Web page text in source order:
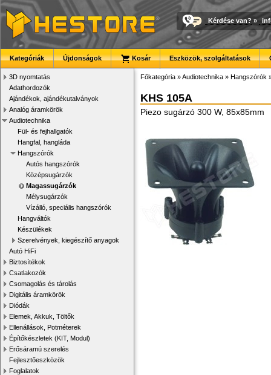
Kérdése van? »
Kategóriák Újdonságok Kosár Eszközök, szolgáltatások
3D nyomtatás
Adathordozók
Ajándékok, ajándékutalványok
Analóg áramkörök
Audiotechnika
Fül- és fejhallgatók
Hangfal, hangláda
Hangszórók
Autós hangszórók
Középsugárzók
Magassugárzók
Mélysugárzók
Vízálló, speciális hangszórók
Hangváltók
Készülékek
Szerelvények, kiegészítő anyagok
Autó HiFi
Biztosítékok
Csatlakozók
Csomagolás és tárolás
Digitális áramkörök
Diódák
Elemek, Akkuk, Töltők
Ellenállások, Potméterek
Építőkészletek (KIT, Modul)
Erősáramú szerelés
Fejlesztőeszközök
Foglalatok
Főkategória »Audiotechnika » Hangszórók
KHS 105A
Piezo sugárzó 300 W, 85x85mm